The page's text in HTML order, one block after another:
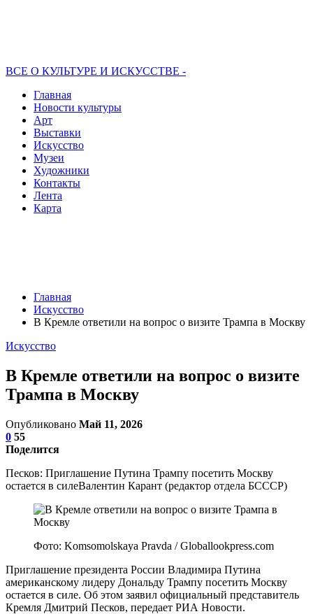
ВСЕ О КУЛЬТУРЕ И ИСКУССТВЕ -
Главная
Новости культуры
Арт
Выставки
Искусство
Музеи
Художники
Контакты
Лента
Карта
Главная
Искусство
В Кремле ответили на вопрос о визите Трампа в Москву
Искусство
В Кремле ответили на вопрос о визите
Трампа в Москву
Опубликовано Май 11, 2026
0 55
Поделится
Песков: Приглашение Путина Трампу посетить Москву
остается в силеВалентин Карант (редактор отдела БСССР)
Фото: Komsomolskaya Pravda / Globallookpress.com
Приглашение президента России Владимира Путина
американскому лидеру Дональду Трампу посетить Москву
остается в силе. Об этом заявил официальный представитель
Кремля Дмитрий Песков, передает РИА Новости.